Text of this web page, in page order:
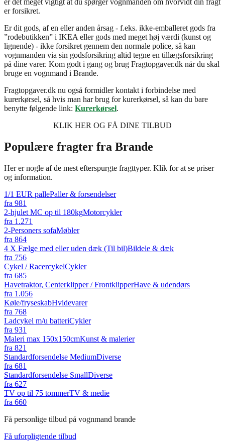
er det meget vigtigt at du spørger vognmanden om hvorvidt din fragt
er forsikret.
Er dit gods, af en eller anden årsag - f.eks. ikke-emballeret gods fra
”rodebutikken” i IKEA eller gods med meget høj værdi (kunst og
lignende) - ikke forsikret gennem den normale police, så kan
vognmanden via sin godsforsikring altid tegne en tillægsforsikring
på dine varer. Kom godt i gang og brug Fragtopgaver.dk når du skal
bruge en vognmand i Brande.
Fragtopgaver.dk nu også formidler kontakt i forbindelse med
kurerkørsel, så hvis man har brug for kurerkørsel, så kan du bare
benytte følgende link: Kurerkørsel.
KLIK HER OG FÅ DINE TILBUD
Populære fragter fra Brande
Her er nogle af de mest efterspurgte fragttyper. Klik for at se priser
og information.
1/1 EUR pallePaller & forsendelser
fra 981
2-hjulet MC op til 180kgMotorcykler
fra 1.271
2-Personers sofaMøbler
fra 864
4 X Fælge med eller uden dæk (Til bil)Bildele & dæk
fra 756
Cykel / RacercykelCykler
fra 685
Havetraktor, Centerklipper / FrontklipperHave & udendørs
fra 1.056
Køle/fryseskabHvidevarer
fra 768
Ladcykel m/u batteriCykler
fra 931
Maleri max 150x150cmKunst & malerier
fra 821
Standardforsendelse MediumDiverse
fra 681
Standardforsendelse SmallDiverse
fra 627
TV op til 75 tommerTV & medie
fra 660
Få personlige tilbud på vognmand brande
Få uforpligtende tilbud